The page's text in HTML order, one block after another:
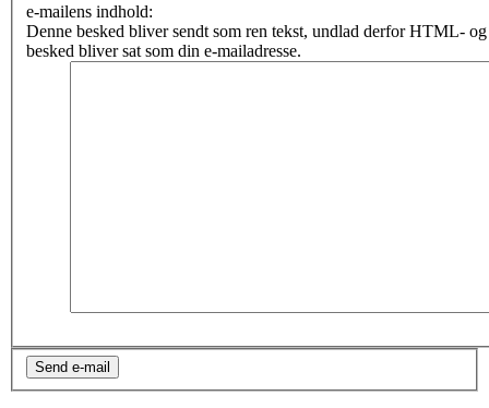
e-mailens indhold:
Denne besked bliver sendt som ren tekst, undlad derfor HTML-
besked bliver sat som din e-mailadresse.